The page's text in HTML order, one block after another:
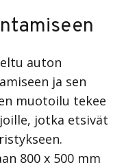
auton
ja sen
muotoilu tekee
jotka etsivät
800 x 500 mm